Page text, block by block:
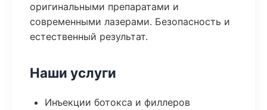
оригинальными препаратами и
современными лазерами. Безопасность и
естественный результат.
Наши услуги
Инъекции ботокса и филлеров